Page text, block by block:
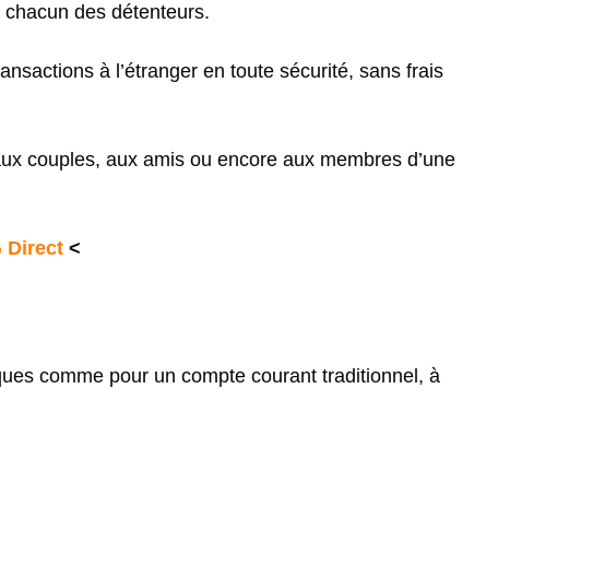
des détenteurs.
à l’étranger en toute sécurité, sans frais
couples, aux amis ou encore aux membres d’une
Direct <
comme pour un compte courant traditionnel, à